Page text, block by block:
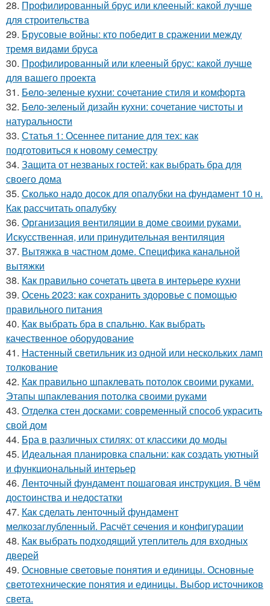
28. Профилированный брус или клееный: какой лучше
для строительства
29. Брусовые войны: кто победит в сражении между
тремя видами бруса
30. Профилированный или клееный брус: какой лучше
для вашего проекта
31. Бело-зеленые кухни: сочетание стиля и комфорта
32. Бело-зеленый дизайн кухни: сочетание чистоты и
натуральности
33. Статья 1: Осеннее питание для тех: как
подготовиться к новому семестру
34. Защита от незваных гостей: как выбрать бра для
своего дома
35. Сколько надо досок для опалубки на фундамент 10 н.
Как рассчитать опалубку
36. Организация вентиляции в доме своими руками.
Искусственная, или принудительная вентиляция
37. Вытяжка в частном доме. Специфика канальной
вытяжки
38. Как правильно сочетать цвета в интерьере кухни
39. Осень 2023: как сохранить здоровье с помощью
правильного питания
40. Как выбрать бра в спальню. Как выбрать
качественное оборудование
41. Настенный светильник из одной или нескольких ламп
толкование
42. Как правильно шпаклевать потолок своими руками.
Этапы шпаклевания потолка своими руками
43. Отделка стен досками: современный способ украсить
свой дом
44. Бра в различных стилях: от классики до моды
45. Идеальная планировка спальни: как создать уютный
и функциональный интерьер
46. Ленточный фундамент пошаговая инструкция. В чём
достоинства и недостатки
47. Как сделать ленточный фундамент
мелкозаглубленный. Расчёт сечения и конфигурации
48. Как выбрать подходящий утеплитель для входных
дверей
49. Основные световые понятия и единицы. Основные
светотехнические понятия и единицы. Выбор источников
света.